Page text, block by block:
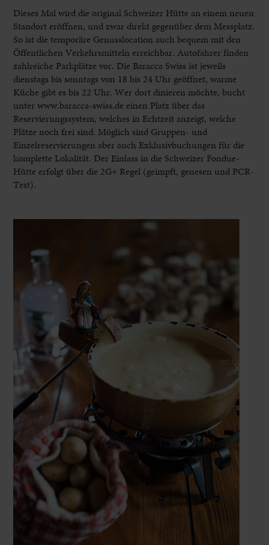
Dieses Mal wird die original Schweizer Hütte an einem neuen
Standort eröffnen, und zwar direkt gegenüber dem Messplatz.
So ist die temporäre Genusslocation auch bequem mit den
Öffentlichen Verkehrsmitteln erreichbar. Autofahrer finden
zahlreiche Parkplätze vor. Die Baracca Swiss ist jeweils
dienstags bis sonntags von 18 bis 24 Uhr geöffnet, warme
Küche gibt es bis 22 Uhr. Wer dort dinieren möchte, bucht
unter www.baracca-swiss.de einen Platz über das
Reservierungssystem, welches in Echtzeit anzeigt, welche
Plätze noch frei sind. Möglich sind Gruppen- und
Einzelreservierungen aber auch Exklusivbuchungen für die
komplette Lokalität. Der Einlass in die Schweizer Fondue-
Hütte erfolgt über die 2G+ Regel (geimpft, genesen und PCR-
Test).